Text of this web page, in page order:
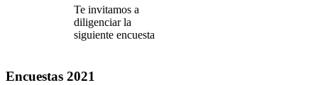
Te invitamos a
diligenciar la
siguiente encuesta
Encuestas 2021